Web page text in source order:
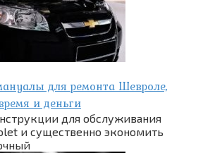
для ремонта Шевроле,
и деньги
для обслуживания
и существенно экономить